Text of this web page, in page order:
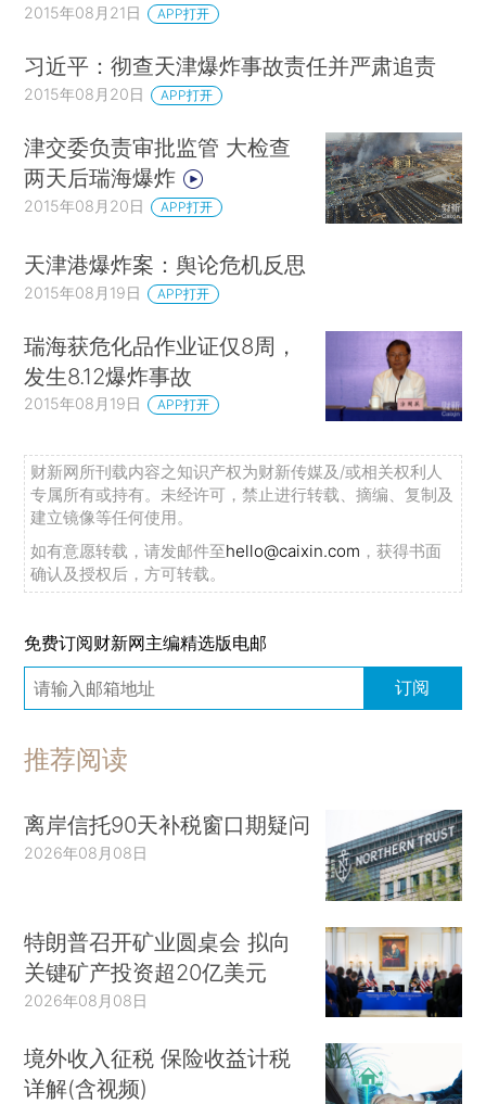
2015年08月21日 APP打开
习近平：彻查天津爆炸事故责任并严肃追责
2015年08月20日 APP打开
津交委负责审批监管 大检查
两天后瑞海爆炸
2015年08月20日 APP打开
天津港爆炸案：舆论危机反思
2015年08月19日 APP打开
瑞海获危化品作业证仅8周，
发生8.12爆炸事故
2015年08月19日 APP打开
财新网所刊载内容之知识产权为财新传媒及/或相关权利人
专属所有或持有。未经许可，禁止进行转载、摘编、复制及
建立镜像等任何使用。
如有意愿转载，请发邮件至hello@caixin.com ，获得书面
确认及授权后，方可转载。
免费订阅财新网主编精选版电邮
订阅
推荐阅读
离岸信托90天补税窗口期疑问
2026年08月08日
特朗普召开矿业圆桌会 拟向
关键矿产投资超20亿美元
2026年08月08日
境外收入征税 保险收益计税
详解(含视频)